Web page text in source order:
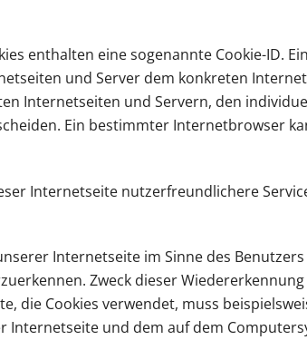
enthalten eine sogenannte Cookie-ID.
und Server dem konkreten
Internetseiten und Servern, den
Ein bestimmter Internetbrowser
Internetseite nutzerfreundlichere
Internetseite im Sinne des
Zweck dieser
Cookies verwendet, muss
und dem auf dem